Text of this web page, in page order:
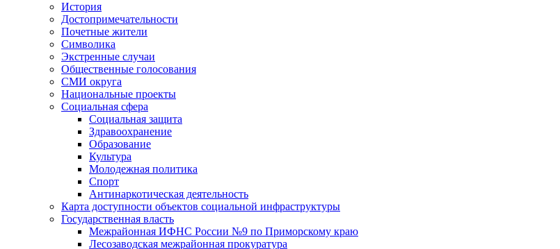
История
Достопримечательности
Почетные жители
Символика
Экстренные случаи
Общественные голосования
СМИ округа
Национальные проекты
Социальная сфера
Социальная защита
Здравоохранение
Образование
Культура
Молодежная политика
Спорт
Антинаркотическая деятельность
Карта доступности объектов социальной инфраструктуры
Государственная власть
Межрайонная ИФНС России №9 по Приморскому краю
Лесозаводская межрайонная прокуратура